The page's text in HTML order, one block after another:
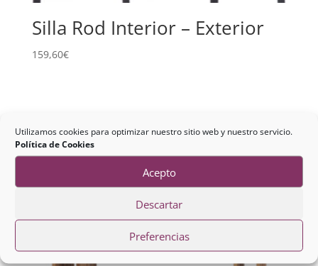
Utilizamos cookies para optimizar nuestro sitio web y nuestro servicio.
Política de Cookies
Acepto
Descartar
Preferencias
Silla Rod Interior – Exterior
159,60€